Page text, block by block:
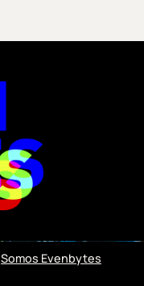
Somos Evenbytes